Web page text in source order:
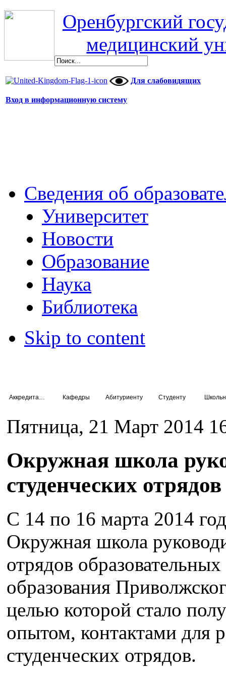
Оренбургский
медицинский
Для слабовидящих
Вход в информационную систему
Сведения об
Университет
Новости
Образование
Наука
Библиотека
Skip to content
Кафедры Абитуриенту Студенту
Пятница, 21 Март 2014
Окружная школа
студенческих отрядов
С 14 по 16 марта 2014
Окружная школа
отрядов
образования
целью которой стало
опытом, контактами для
студенческих отрядов.